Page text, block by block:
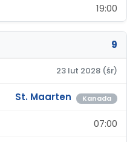
19:00
9
23 lut 2028 (śr)
St. Maarten Kanada
07:00